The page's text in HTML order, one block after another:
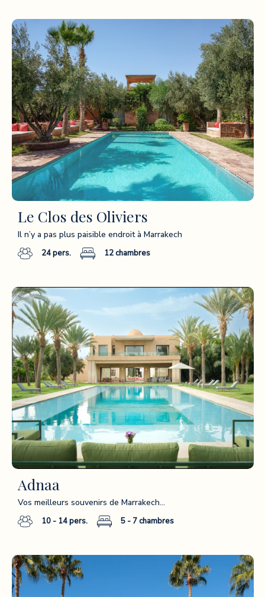
Le Clos des Oliviers
Il n’y a pas plus paisible endroit à Marrakech
24pers. 12chambres
Adnaa
Vos meilleurs souvenirs de Marrakech…
10 - 14pers. 5 - 7chambres